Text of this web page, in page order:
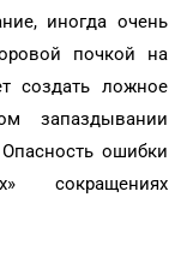
иногда очень
почкой на
создать ложное
запаздывании
ошибки
сокращениях